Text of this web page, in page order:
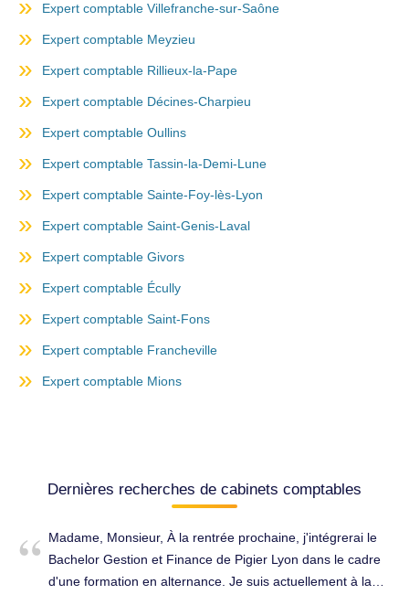
Expert comptable Villefranche-sur-Saône
Expert comptable Meyzieu
Expert comptable Rillieux-la-Pape
Expert comptable Décines-Charpieu
Expert comptable Oullins
Expert comptable Tassin-la-Demi-Lune
Expert comptable Sainte-Foy-lès-Lyon
Expert comptable Saint-Genis-Laval
Expert comptable Givors
Expert comptable Écully
Expert comptable Saint-Fons
Expert comptable Francheville
Expert comptable Mions
Dernières recherches de cabinets comptables
Madame, Monsieur, À la rentrée prochaine, j'intégrerai le
Bachelor Gestion et Finance de Pigier Lyon dans le cadre
d'une formation en alternance. Je suis actuellement à la